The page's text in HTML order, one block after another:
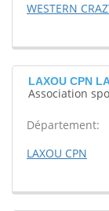
WESTERN
LAXOU CPN
Association
Département:
LAXOU CPN